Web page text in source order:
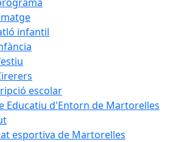
infantil
escolar
Educatiu d'Entorn de Martorelles
esportiva de Martorelles